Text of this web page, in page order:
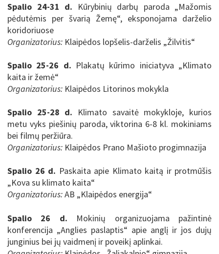
Spalio 24-31 d. Kūrybinių darbų paroda „Mažomis
pėdutėmis per švarią Žemę“, eksponojama darželio
koridoriuose
Organizatorius: Klaipėdos lopšelis-darželis „Žilvitis“
Spalio 25-26 d. Plakatų kūrimo iniciatyva „Klimato
kaita ir žemė“
Organizatorius: Klaipėdos Litorinos mokykla
Spalio 25-28 d. Klimato savaitė mokykloje, kurios
metu vyks piešinių paroda, viktorina 6-8 kl. mokiniams
bei filmų peržiūra.
Organizatorius: Klaipėdos Prano Mašioto progimnazija
Spalio 26 d. Paskaita apie Klimato kaitą ir protmūšis
„Kova su klimato kaita“
Organizatorius:AB „Klaipėdos energija“
Spalio 26 d. Mokinių organizuojama pažintinė
konferencija „Anglies paslaptis“ apie anglį ir jos dujų
junginius bei jų vaidmenį ir poveikį aplinkai.